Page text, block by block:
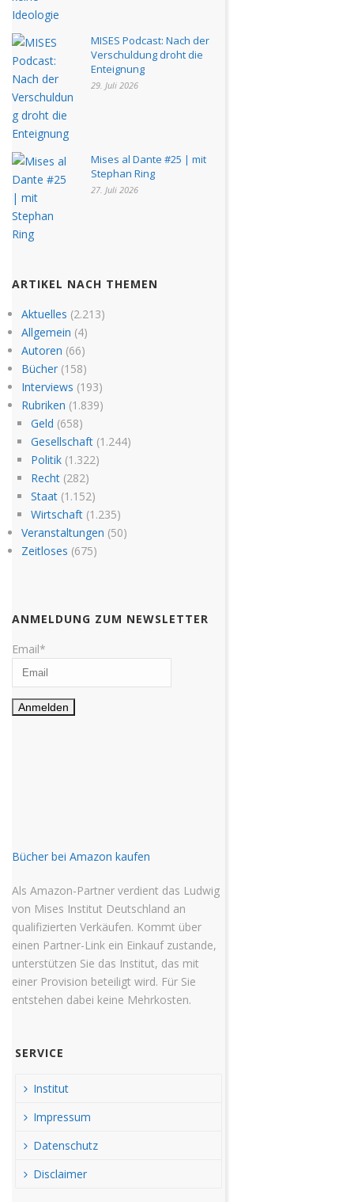
MISES Podcast: Nach der
Verschuldung droht die
Enteignung
29. Juli 2026
Mises al Dante #25 | mit
Stephan Ring
27. Juli 2026
ARTIKEL NACH THEMEN
Aktuelles (2.213)
Allgemein (4)
Autoren (66)
Bücher(158)
Interviews (193)
Rubriken (1.839)
Geld (658)
Gesellschaft(1.244)
Politik(1.322)
Recht(282)
Staat(1.152)
Wirtschaft(1.235)
Veranstaltungen (50)
Zeitloses (675)
ANMELDUNG ZUM NEWSLETTER
Email*
Bücher bei Amazon kaufen
Als Amazon-Partner verdient das Ludwig
von Mises Institut Deutschland an
qualifizierten Verkäufen. Kommt über
einen Partner-Link ein Einkauf zustande,
unterstützen Sie das Institut, das mit
einer Provision beteiligt wird. Für Sie
entstehen dabei keine Mehrkosten.
SERVICE
Institut
Impressum
Datenschutz
Disclaimer